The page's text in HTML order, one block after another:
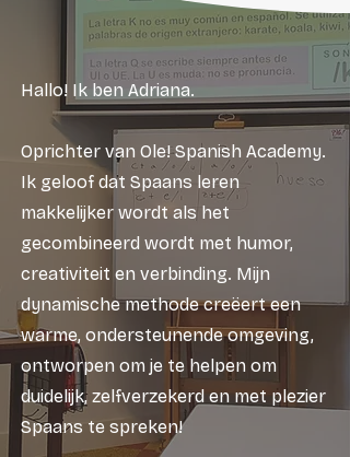
Hallo! Ik ben Adriana.
Oprichter van Ole! Spanish Academy.
Ik geloof dat Spaans leren
makkelijker wordt als het
gecombineerd wordt met humor,
creativiteit en verbinding. Mijn
dynamische methode creëert een
warme, ondersteunende omgeving,
ontworpen om je te helpen om
duidelijk, zelfverzekerd en met plezier
Spaans te spreken!